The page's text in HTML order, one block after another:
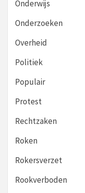
Onderwijs
Onderzoeken
Overheid
Politiek
Populair
Protest
Rechtzaken
Roken
Rokersverzet
Rookverboden